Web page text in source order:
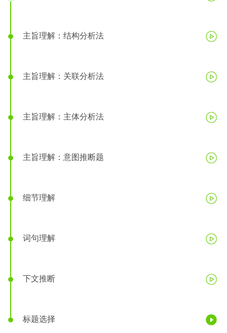
主旨理解：结构分析法
主旨理解：关联分析法
主旨理解：主体分析法
主旨理解：意图推断题
细节理解
词句理解
下文推断
标题选择